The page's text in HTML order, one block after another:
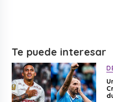
Te puede interesar